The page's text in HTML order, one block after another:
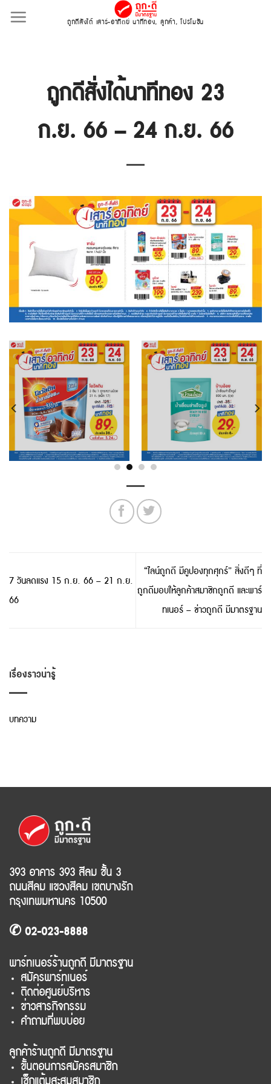
Skip
ถูกดีสั่งได้ เสาร์-อาทิตย์ นาทีทอง, ลูกค้า,โปรโมชั่น
ถูกดีสั่งได้นาทีทอง 23
ก.ย. 66 – 24 ก.ย. 66
7 วันลดแรง 15 ก.ย. 66 – 21 ก.ย.
66
“ไลน์ถูกดี มีคูปองทุกศุกร์” สิ่งดีๆ ที่
ถูกดีมอบให้ลูกค้าสมาชิกถูกดี และพาร์
ทเนอร์ – ข่าวถูกดี มีมาตรฐาน
เรื่องราวน่ารู้
บทความ
393 อาคาร 393 สีลม ชั้น 3
ถนนสีลม แขวงสีลม เขตบางรัก
กรุงเทพมหานคร 10500
✆ 02-023-8888
พาร์ทเนอร์ร้านถูกดี มีมาตรฐาน
สมัครพาร์ทเนอร์
ติดต่อศูนย์บริหาร
ข่าวสารกิจกรรม
คำถามที่พบบ่อย
ลูกค้าร้านถูกดี มีมาตรฐาน
ขั้นตอนการสมัครสมาชิก